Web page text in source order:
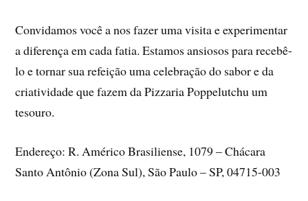
Convidamos você a nos fazer uma visita e experimentar
a diferença em cada fatia. Estamos ansiosos para recebê-
lo e tornar sua refeição uma celebração do sabor e da
criatividade que fazem da Pizzaria Poppelutchu um
tesouro.
Endereço: R. Américo Brasiliense, 1079 – Chácara
Santo Antônio (Zona Sul), São Paulo – SP, 04715-003